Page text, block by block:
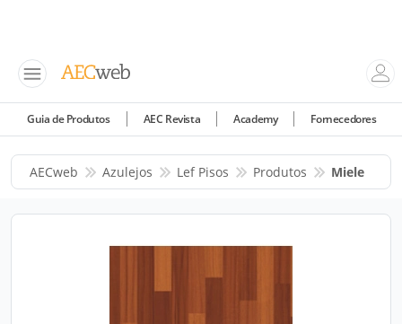
Guia de Produtos AEC Revista Academy Fornecedores
AECweb Azulejos Lef Pisos Produtos Miele